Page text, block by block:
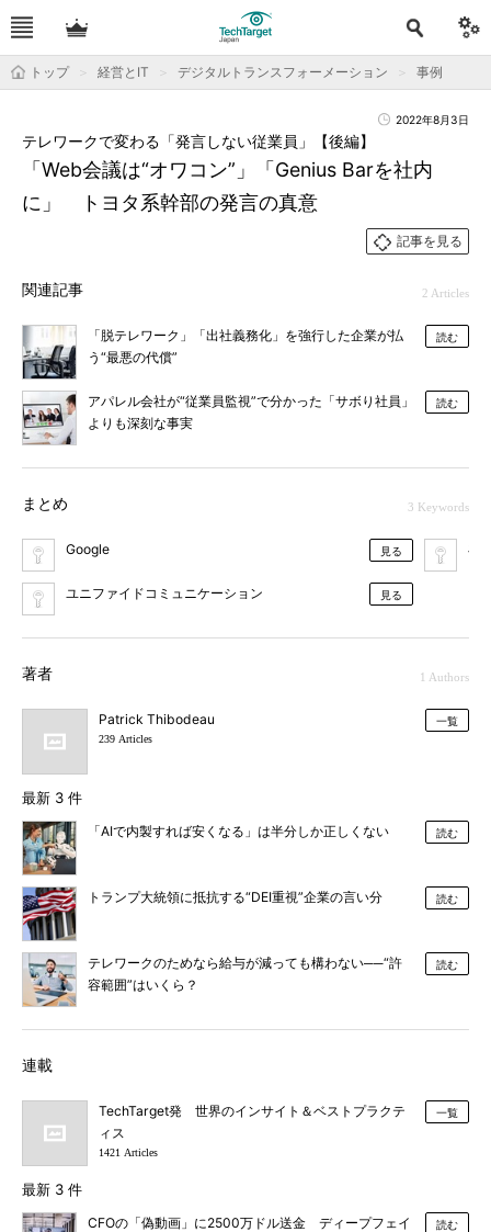
トップ 経営とIT デジタルトランスフォーメーション 事例
2022年8月3日
「Web会議は“オワコン”」「Genius Barを社内
に」 トヨタ系幹部の発言の真意
テレワークで変わる「発言しない従業員」【後編】
記事を見る
関連記事 2 Articles
「脱テレワーク」「出社義務化」を強行した企業が払
う“最悪の代償”
読む
アパレル会社が“従業員監視”で分かった「サボり社員」
よりも深刻な事実
読む
まとめ 3 Keywords
Google 見る
ユニファイドコミュニケーション 見る
在
著者 1 Authors
Patrick Thibodeau
239 Articles
一覧
最新 3 件
「AIで内製すれば安くなる」は半分しか正しくない 読む
トランプ大統領に抵抗する“DEI重視”企業の言い分 読む
テレワークのためなら給与が減っても構わない──“許
容範囲”はいくら？
読む
連載
TechTarget発 世界のインサイト＆ベストプラクテ
ィス
1421 Articles
一覧
最新 3 件
CFOの「偽動画」に2500万ドル送金 ディープフェイ
読む